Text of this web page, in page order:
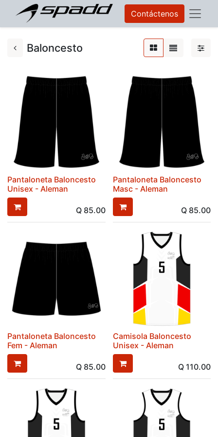
Contáctenos
Baloncesto
Pantaloneta Baloncesto
Unisex - Aleman
Q 85.00
Pantaloneta Baloncesto
Masc - Aleman
Q 85.00
Pantaloneta Baloncesto
Fem - Aleman
Q 85.00
Camisola Baloncesto
Unisex - Aleman
Q 110.00